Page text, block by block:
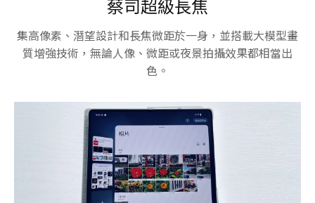
蔡司超級長焦
集高像素、潛望設計和長焦微距於一身，並搭載大模型畫
質增強技術，無論人像、微距或夜景拍攝效果都相當出
色。